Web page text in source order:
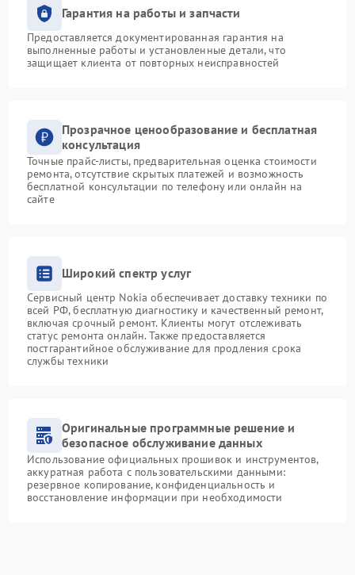
Гарантия на работы и запчасти
Предоставляется документированная гарантия на
выполненные работы и установленные детали, что
защищает клиента от повторных неисправностей
Прозрачное ценообразование и бесплатная
консультация
Точные прайс-листы, предварительная оценка стоимости
ремонта, отсутствие скрытых платежей и возможность
бесплатной консультации по телефону или онлайн на
сайте
Широкий спектр услуг
Сервисный центр Nokia обеспечивает доставку техники по
всей РФ, бесплатную диагностику и качественный ремонт,
включая срочный ремонт. Клиенты могут отслеживать
статус ремонта онлайн. Также предоставляется
постгарантийное обслуживание для продления срока
службы техники
Оригинальные программные решение и
безопасное обслуживание данных
Использование официальных прошивок и инструментов,
аккуратная работа с пользовательскими данными:
резервное копирование, конфиденциальность и
восстановление информации при необходимости